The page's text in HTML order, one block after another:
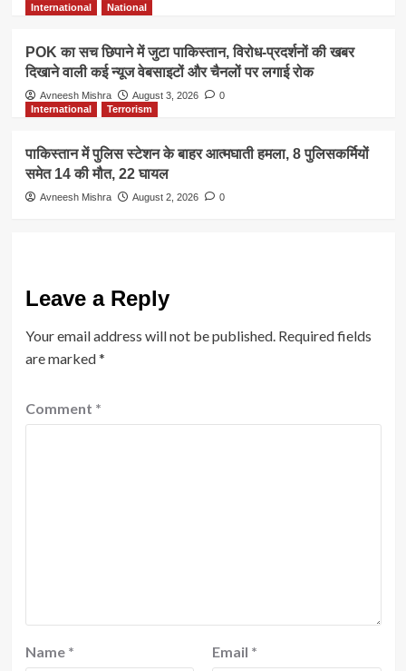
International
National
POK का सच छिपाने में जुटा पाकिस्तान, विरोध-प्रदर्शनों की खबर
दिखाने वाली कई न्यूज वेबसाइटों और चैनलों पर लगाई रोक
Avneesh Mishra August 3, 2026
0
International
Terrorism
पाकिस्तान में पुलिस स्टेशन के बाहर आत्मघाती हमला, 8 पुलिसकर्मियों
समेत 14 की मौत, 22 घायल
Avneesh Mishra August 2, 2026 0
Leave a Reply
Your email address will not be published. Required fields
are marked*
Comment *
Name * Email *